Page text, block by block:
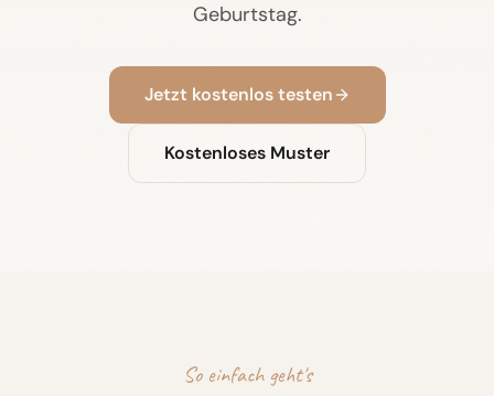
Geburtstag.
Jetzt kostenlos testen
Kostenloses Muster
So einfach geht's